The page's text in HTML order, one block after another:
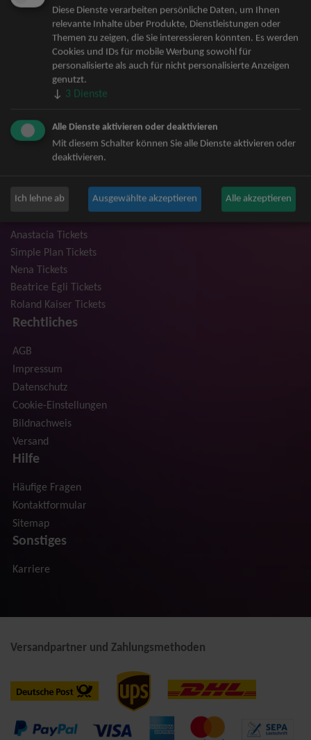
Howard Carpendale Tickets
Jan Delay & Disko No.1 Tickets
Pur Tickets
Bob Dylan Tickets
Mark Forster Tickets
The Prodigy Tickets
Niedeckens BAP Tickets
Judas Priest Tickets
Trailerpark & Friends Tickets
Anastacia Tickets
Simple Plan Tickets
Nena Tickets
Beatrice Egli Tickets
Roland Kaiser Tickets
Rechtliches
AGB
Impressum
Datenschutz
Cookie-Einstellungen
Bildnachweis
Versand
Hilfe
Häufige Fragen
Kontaktformular
Sitemap
Sonstiges
Karriere
Versandpartner und Zahlungsmethoden
Diese Dienste verarbeiten persönliche Daten, um Ihnen
relevante Inhalte über Produkte, Dienstleistungen oder
Themen zu zeigen, die Sie interessieren könnten. Es werden
Cookies und IDs für mobile Werbung sowohl für
personalisierte als auch für nicht personalisierte Anzeigen
genutzt.
↓ 3 Dienste
Alle Dienste aktivieren oder deaktivieren
Mit diesem Schalter können Sie alle Dienste aktivieren oder
deaktivieren.
Ich lehne ab Ausgewählte akzeptieren Alle akzeptieren